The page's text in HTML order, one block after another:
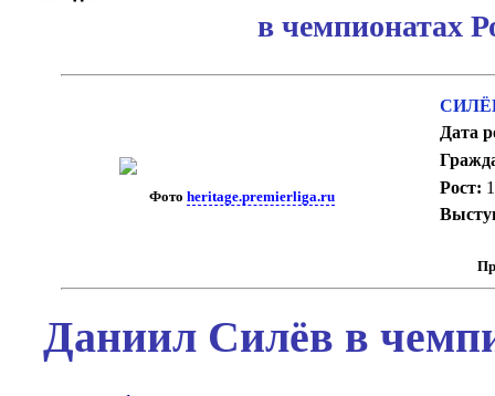
в чемпионатах
Фото heritage.premierliga.ru
Дата
Рост:
Даниил Силёв в